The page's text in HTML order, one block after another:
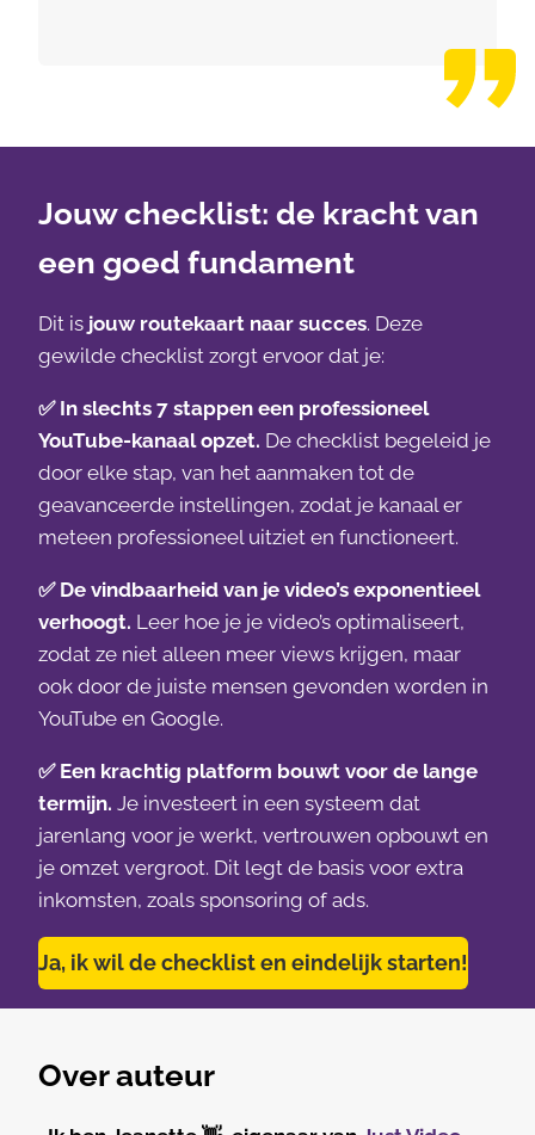
Jouw checklist: de kracht van
een goed fundament
Dit is jouw routekaart naar succes. Deze
gewilde checklist zorgt ervoor dat je:
✅ In slechts 7 stappen een professioneel
YouTube-kanaal opzet. De checklist begeleid je
door elke stap, van het aanmaken tot de
geavanceerde instellingen, zodat je kanaal er
meteen professioneel uitziet en functioneert.
✅ De vindbaarheid van je video’s exponentieel
verhoogt. Leer hoe je je video’s optimaliseert,
zodat ze niet alleen meer views krijgen, maar
ook door de juiste mensen gevonden worden in
YouTube en Google.
✅ Een krachtig platform bouwt voor de lange
termijn. Je investeert in een systeem dat
jarenlang voor je werkt, vertrouwen opbouwt en
je omzet vergroot. Dit legt de basis voor extra
inkomsten, zoals sponsoring of ads.
Ja, ik wil de checklist en eindelijk starten!
Over auteur